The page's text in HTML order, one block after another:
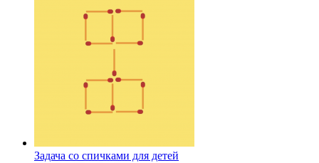
Задача со спичками для детей